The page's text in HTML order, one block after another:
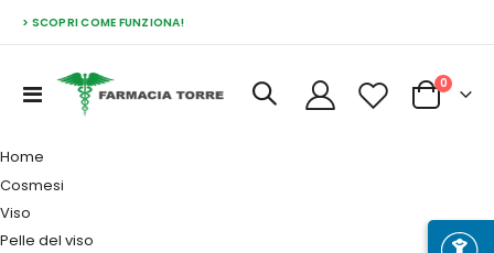
> SCOPRI COME FUNZIONA!
Toggle
Cart
0
Home
Cosmesi
Viso
Pelle del viso